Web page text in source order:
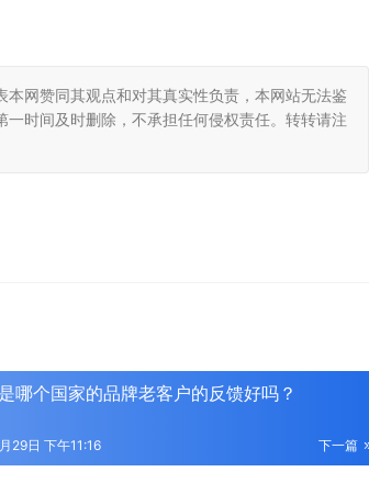
网赞同其观点和对其真实性负责，本网站无法鉴
时间及时删除，不承担任何侵权责任。转转请注
哪个国家的品牌老客户的反馈好吗？
下一篇
29日 下午11:16